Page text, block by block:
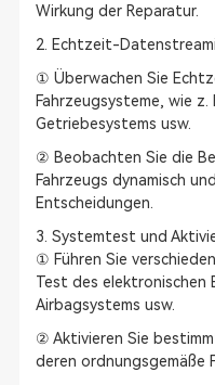
Wirkung der Reparatur.
2. Echtzeit-
① Überwachen Sie
Fahrzeugsysteme, wie
Getriebesystems usw.
② Beobachten Sie die
Fahrzeugs dynamisch
Entscheidungen.
3. Systemtest und
① Führen Sie
Test des elektronischen
Airbagsystems usw.
② Aktivieren Sie
deren ordnungsgemäße